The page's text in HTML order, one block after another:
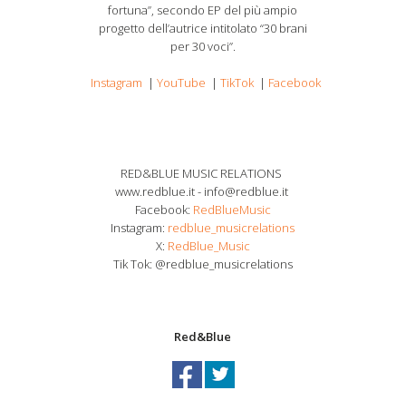
fortuna”, secondo EP del più ampio
progetto dell’autrice intitolato “30 brani
per 30 voci”.
Instagram | YouTube | TikTok| Facebook
RED&BLUE MUSIC RELATIONS
www.redblue.it - info@redblue.it
Facebook: RedBlueMusic
Instagram: redblue_musicrelations
X: RedBlue_Music
Tik Tok: @redblue_musicrelations
Red&Blue